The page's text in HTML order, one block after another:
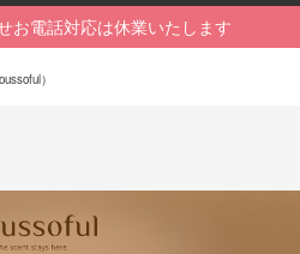
お電話対応は休業いたします
）